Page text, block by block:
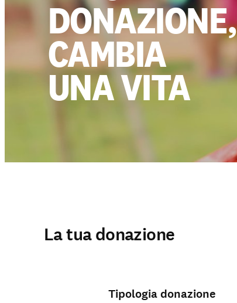
DONAZIONE,
CAMBIA
UNA VITA
La tua donazione
Tipologia donazione